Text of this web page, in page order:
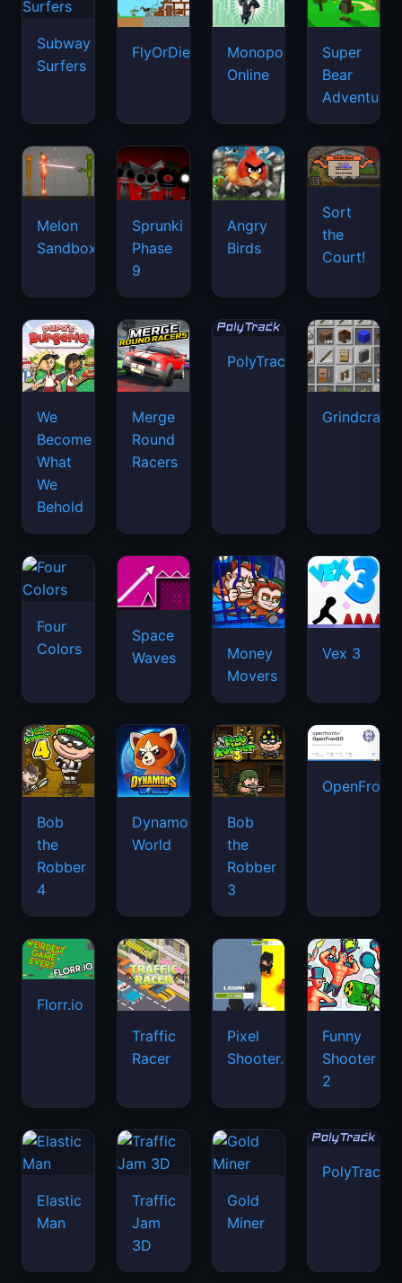
Subway
Surfers
FlyOrDie.io
Monopoly
Online
Super
Bear
Adventure
Melon
Sandbox
Sprunki
Phase
9
Angry
Birds
Sort
the
Court!
We
Become
What
We
Behold
Merge
Round
Racers
PolyTrack
Grindcraft
Four
Colors
Space
Waves
Money
Movers
Vex 3
Bob
the
Robber
4
Dynamons
World
Bob
the
Robber
3
Florr.io
Traffic
Racer
Pixel
Shooter.IO
Funny
Shooter
2
Elastic
Man
Traffic
Jam
3D
Gold
Miner
PolyTrack